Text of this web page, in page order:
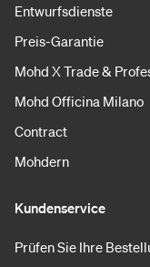
Entwurfsdienste
Preis-Garantie
Mohd X Trade &
Mohd Officina Milano
Contract
Mohdern
Kundenservice
Prüfen Sie Ihre